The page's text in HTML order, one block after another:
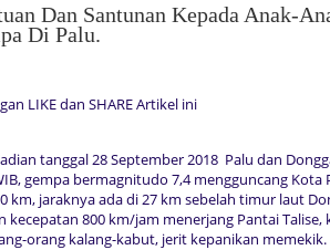
Dan Santunan Kepada Anak-
Di Palu.
LIKE dan SHARE Artikel ini
tanggal 28 September 2018 Palu dan
gempa bermagnitudo 7,4 mengguncang Kota
km, jaraknya ada di 27 km sebelah timur laut
kecepatan 800 km/jam menerjang Pantai
orang kalang-kabut, jerit kepanikan memekik.